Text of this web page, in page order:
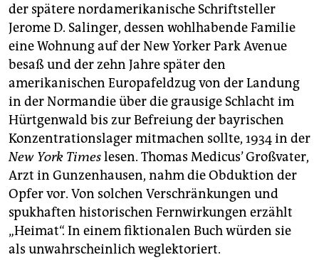
der spätere nordamerikanische Schriftsteller
Jerome D. Salinger, dessen wohlhabende Familie
eine Wohnung auf der New Yorker Park Avenue
besaß und der zehn Jahre später den
amerikanischen Europafeldzug von der Landung
in der Normandie über die grausige Schlacht im
Hürtgenwald bis zur Befreiung der bayrischen
Konzentrationslager mitmachen sollte, 1934 in der
New York Timeslesen. Thomas Medicus’ Großvater,
Arzt in Gunzenhausen, nahm die Obduktion der
Opfer vor. Von solchen Verschränkungen und
spukhaften historischen Fernwirkungen erzählt
„Heimat“. In einem fiktionalen Buch würden sie
als unwahrscheinlich weglektoriert.